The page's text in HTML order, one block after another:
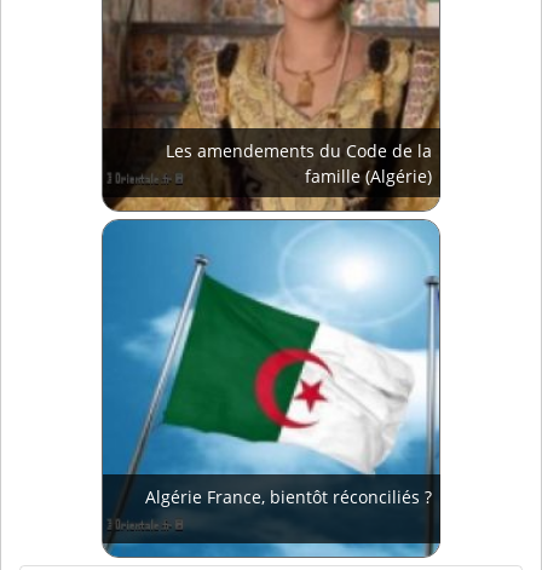
Les amendements du Code de la
famille (Algérie)
Algérie France, bientôt réconciliés ?